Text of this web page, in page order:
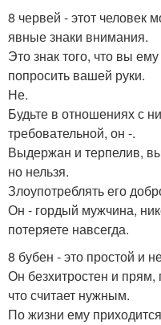
8 червей - этот человек
явные знаки внимания.
Это знак того, что вы
попросить вашей руки.
Не.
Будьте в отношениях с
требовательной, он -.
Выдержан и терпелив,
но нельзя.
Злоупотреблять его
Он - гордый мужчина,
потеряете навсегда.
8 бубен - это простой и
Он безхитростен и прям,
что считает нужным.
По жизни ему приходится